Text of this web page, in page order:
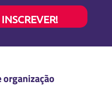
organização